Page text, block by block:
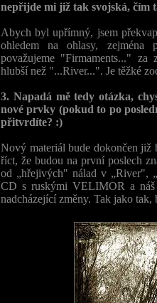
nepřijde mi již tak svojská, čím
Abych byl upřímný, jsem
ohledem na ohlasy, zejména
považujeme "Firmaments..." za
hlubší než "...River...". Je těžké
3. Napadá mě tedy otázka,
nové prvky (pokud to po
přitvrdíte? :)
Nový materiál bude dokončen již
říct, že budou na první poslech
od „hřejivých" nálad v „River",
CD s ruskými VELIMOR a náš
nadcházející změny. Tak jako tak,